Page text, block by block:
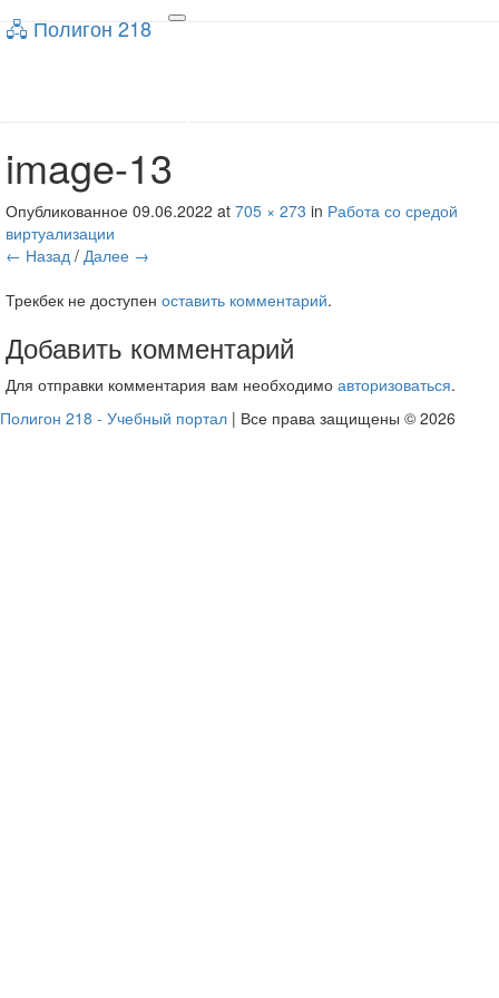
Toggle
🖧 Полигон 218
🖧 Полигон 218
image-13
Опубликованное 09.06.2022 at 705 × 273 in Работа со средой
виртуализации
← Назад / Далее →
Трекбек не доступен оставить комментарий.
Добавить комментарий
Для отправки комментария вам необходимо авторизоваться.
Полигон 218 - Учебный портал | Все права защищены © 2026